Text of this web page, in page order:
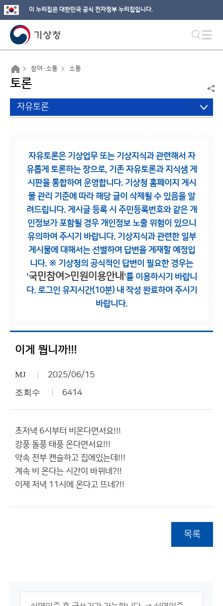
이 누리집은 대한민국 공식 전자정부 누리집입니다.
참여·소통 소통
토론
자유토론
자유토론은 기상업무 또는 기상지식과 관련해서 자
유롭게 토론하는 장으로, 기존 자유토론과 지식샘 게
시판을 통합하여 운영합니다. 기상청 홈페이지 게시
물 관리 기준에 따라 해당 글이 삭제될 수 있음을 알
려드립니다. 게시글 등록 시 주민등록번호와 같은 개
인정보가 포함될 경우 개인정보 노출 위험이 있으니
유의하여 주시기 바랍니다. 기상지식과 관련한 일부
게시물에 대해서는 선별하여 답변을 게재할 예정입
니다. ※ 기상청의 공식적인 답변이 필요한 경우는
'국민참여>민원이용안내 '를 이용하시기 바랍니
다. 로그인 유지시간(10분) 내 작성 완료하여 주시기
바랍니다.
이게 뭡니까!!!
MJ 2025/06/15
조회수 6414
초저녁 6시부터 비온다면서요!!!
강풍 돌풍 태풍 온다면서요!!!
약속 전부 캔슬하고 집에있는데!!!
계속 비 온다는 시간이 바뀌네?!!
이제 저녁 11시에 온다고 뜨네?!!
목록